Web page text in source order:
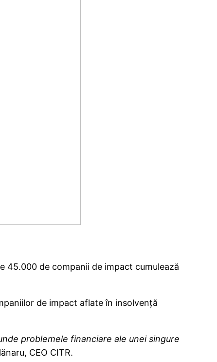
45.000 de companii de impact cumulează
de impact aflate în insolvență
problemele financiare ale unei singure
CEO CITR.